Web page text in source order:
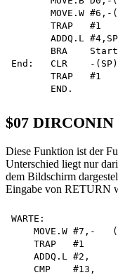
MOVE.W #6,-
TRAP   #1
ADDQ.L
       BRA    Start
End:   CLR    -(SP)
       TRAP   #1
$07 DIRCONIN
Diese Funktion ist der
Unterschied liegt nur
dem Bildschirm
Eingabe von RETURN
WARTE:
MOVE.W #7,-
    TRAP   #1
ADDQ.L #2,
CMP    #13,